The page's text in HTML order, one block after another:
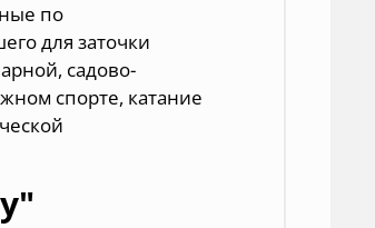
по
для заточки
садово-
спорте, катание